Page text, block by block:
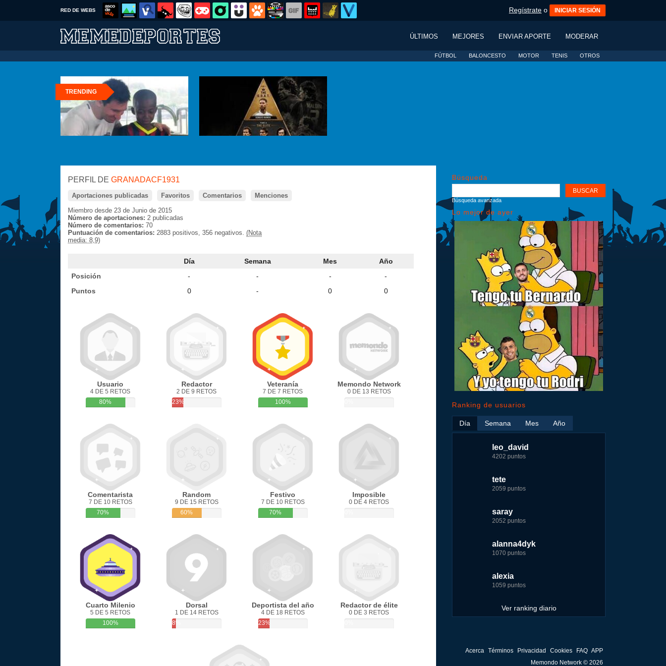
RED DE WEBS Regístrate o INICIAR SESIÓN
ÚLTIMOS MEJORES ENVIAR APORTE MODERAR
FÚTBOL BALONCESTO MOTOR TENIS OTROS
TRENDING
PERFIL DE GRANADACF1931
Aportaciones publicadas Favoritos Comentarios
Menciones
Miembro desde 23 de Junio de 2015
Número de aportaciones: 2 publicadas
Número de comentarios: 70
Puntuación de comentarios: 2883 positivos, 356 negativos. (Nota
media: 8,9)
Día Semana Mes
Año
Posición
- - -
-
Puntos
0 - 0 0
Usuario
4 DE 5 RETOS
80%
Redactor
2 DE 9 RETOS
23%
Veteranía
7 DE 7 RETOS
100%
Memondo Network
0 DE 13 RETOS
Comentarista
7 DE 10 RETOS
70%
Random
9 DE 15 RETOS
60%
Festivo
7 DE 10 RETOS
70%
Imposible
0 DE 4 RETOS
Cuarto Milenio
5 DE 5 RETOS
100%
Dorsal
1 DE 14 RETOS
8%
Deportista del año
4 DE 18 RETOS
23%
Redactor de élite
0 DE 3 RETOS
Búsqueda
Búsqueda avanzada
Lo mejor de ayer
Ranking de usuarios
Día
leo_david
4202 puntos
tete
2059 puntos
saray
2052 puntos
alanna4dyk
1070 puntos
alexia
1059 puntos
Ver ranking diario
Semana
leo_david
21926 puntos
fer
7229 puntos
tete
6233 puntos
123dale
5192 puntos
saray
5183 puntos
Mes
leo_david
33385 puntos
jeremy_malpieu
15444 puntos
tete
8301 puntos
123dale
8290 puntos
fer
8283 puntos
Año
nomedigas
339916 puntos
jeremy_malpieu
263186 puntos
Baba
252929 puntos
john
244881 puntos
fer
236750 puntos
Acerca Términos Privacidad Cookies FAQ APP
Memondo Network © 2026